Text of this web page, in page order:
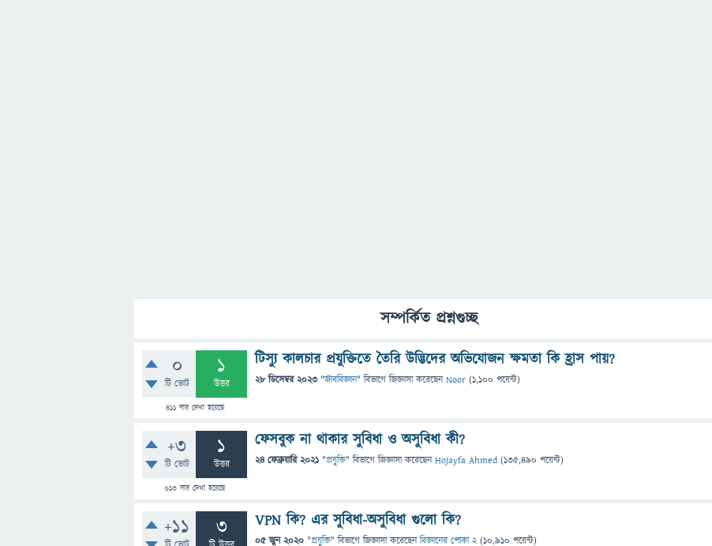
সম্পর্কিত প্রশ্নগুচ্ছ
0
টি ভোট
1
উত্তর
411বার দেখা হয়েছে
টিস্যু কালচার প্রযুক্তিতে তৈরি উদ্ভিদের অভিযোজন ক্ষমতা কি হ্রাস পায়?
28 ডিসেম্বর 2023 "জীববিজ্ঞান" বিভাগে জিজ্ঞাসাকরেছেনNoor (1,100 পয়েন্ট)
+3
টি ভোট
1
উত্তর
613 বার দেখা হয়েছে
ফেসবুক না থাকার সুবিধা ও অসুবিধা কী?
24 ফেব্রুয়ারি 2021 "প্রযুক্তি" বিভাগে জিজ্ঞাসাকরেছেনHojayfa Ahmed (135,490 পয়েন্ট)
+11 3 VPN কি? এর সুবিধা-অসুবিধা গুলো কি?
05 জুন 2020 "প্রযুক্তি" বিভাগে জিজ্ঞাসাকরেছেনবিজ্ঞানের পোকা 2 (10,910 পয়েন্ট)